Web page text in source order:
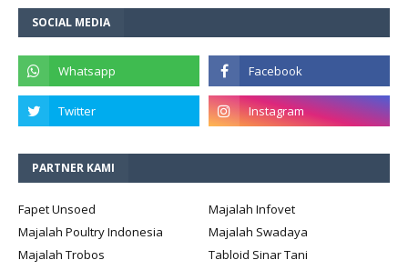
SOCIAL MEDIA
PARTNER KAMI
Fapet Unsoed
Majalah Infovet
Majalah Poultry Indonesia
Majalah Swadaya
Majalah Trobos
Tabloid Sinar Tani